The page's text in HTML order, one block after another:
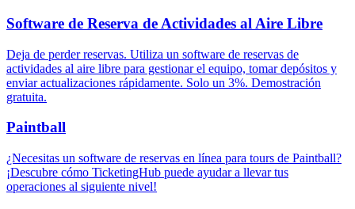
Software de Reserva de Actividades al Aire Libre
Deja de perder reservas. Utiliza un software de reservas de
actividades al aire libre para gestionar el equipo, tomar depósitos y
enviar actualizaciones rápidamente. Solo un 3%. Demostración
gratuita.
Paintball
¿Necesitas un software de reservas en línea para tours de Paintball?
¡Descubre cómo TicketingHub puede ayudar a llevar tus
operaciones al siguiente nivel!